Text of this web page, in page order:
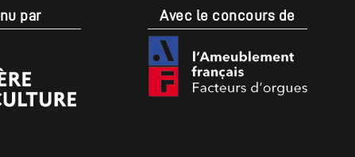
par Avec le concours de